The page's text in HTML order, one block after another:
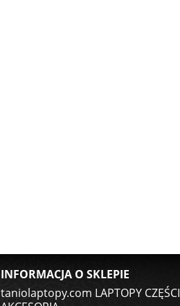
INFORMACJA O SKLEPIE
taniolaptopy.com LAPTOPY CZĘŚCI